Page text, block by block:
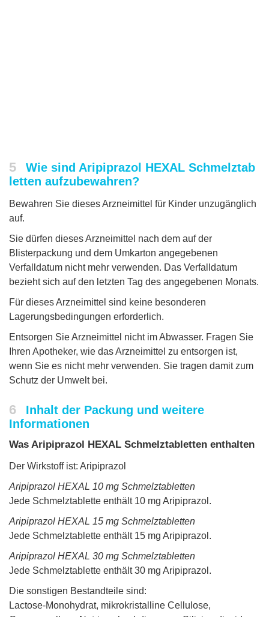
5
Wie sind Aripiprazol HEXAL Schmelztab
letten aufzubewahren?
Bewahren Sie dieses Arzneimittel für Kinder unzugänglich
auf.
Sie dürfen dieses Arzneimittel nach dem auf der
Blisterpackung und dem Umkarton angegebenen
Verfalldatum nicht mehr verwenden. Das Verfalldatum
bezieht sich auf den letzten Tag des angegebenen Monats.
Für dieses Arzneimittel sind keine besonderen
Lagerungsbedingungen erforderlich.
Entsorgen Sie Arzneimittel nicht im Abwasser. Fragen Sie
Ihren Apotheker, wie das Arzneimittel zu entsorgen ist,
wenn Sie es nicht mehr verwenden. Sie tragen damit zum
Schutz der Umwelt bei.
6
Inhalt der Packung und weitere
Informationen
Was Aripiprazol HEXAL Schmelztabletten enthalten
Der Wirkstoff ist: Aripiprazol
Aripiprazol HEXAL 10 mg Schmelztabletten
Jede Schmelztablette enthält 10 mg Aripiprazol.
Aripiprazol HEXAL 15 mg Schmelztabletten
Jede Schmelztablette enthält 15 mg Aripiprazol.
Aripiprazol HEXAL 30 mg Schmelztabletten
Jede Schmelztablette enthält 30 mg Aripiprazol.
Die sonstigen Bestandteile sind:
Lactose-Monohydrat, mikrokristalline Cellulose,